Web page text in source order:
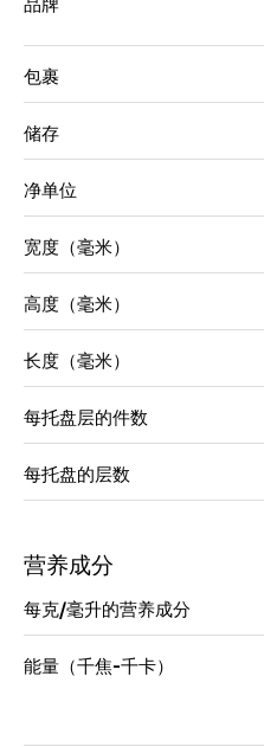
品牌
包裹
储存
净单位
宽度（毫米）
高度（毫米）
长度（毫米）
每托盘层的件数
每托盘的层数
营养成分
每克/毫升的营养成分
能量（千焦-千卡）